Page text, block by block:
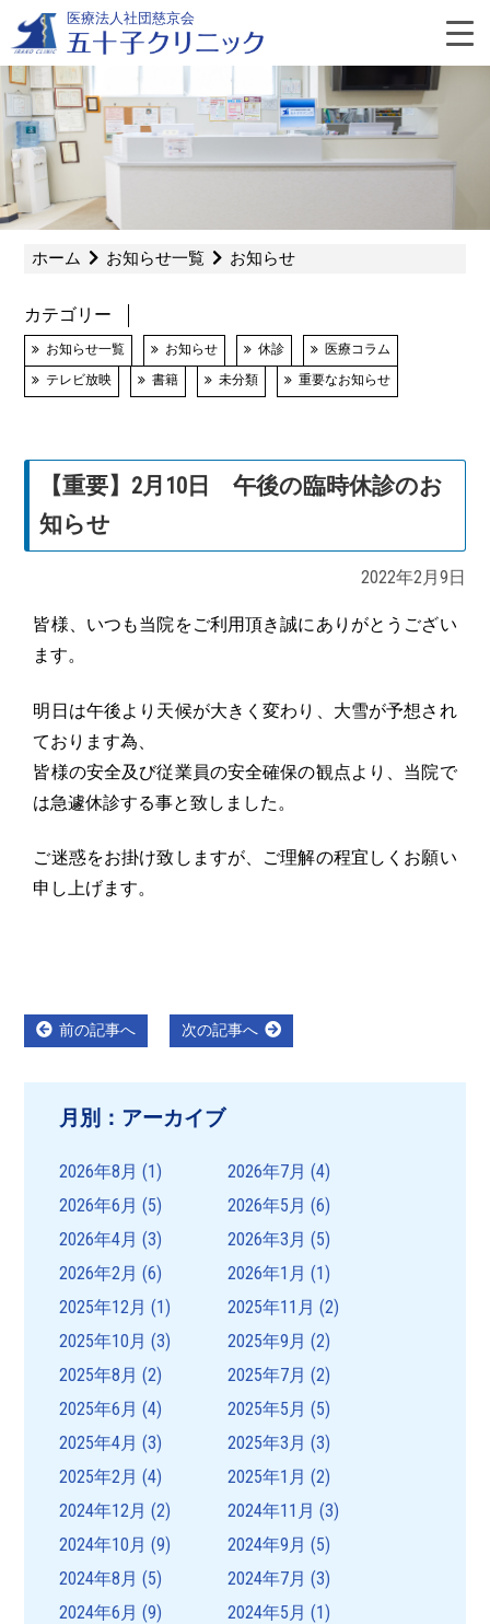
content
医療法人社団慈京会
ホーム お知らせ一覧 お知らせ
カテゴリー
お知らせ一覧 お知らせ 休診
医療コラム
テレビ放映
書籍 未分類 重要なお知らせ
【重要】2月10日 午後の臨時休診のお
知らせ
2022年2月9日
皆様、いつも当院をご利用頂き誠にありがとうござい
ます。
明日は午後より天候が大きく変わり、大雪が予想され
ております為、
皆様の安全及び従業員の安全確保の観点より、当院で
は急遽休診する事と致しました。
ご迷惑をお掛け致しますが、ご理解の程宜しくお願い
申し上げます。
投 前の記事へ Previous
post:
次の記事へ
Next
post:
月別：アーカイブ
2026年8月 (1) 2026年7月 (4)
2026年6月 (5) 2026年5月 (6)
2026年4月 (3) 2026年3月 (5)
2026年2月 (6) 2026年1月 (1)
2025年12月 (1) 2025年11月 (2)
2025年10月 (3) 2025年9月 (2)
2025年8月 (2) 2025年7月 (2)
2025年6月 (4) 2025年5月 (5)
2025年4月 (3) 2025年3月 (3)
2025年2月 (4) 2025年1月 (2)
2024年12月 (2) 2024年11月 (3)
2024年10月 (9) 2024年9月 (5)
2024年8月 (5) 2024年7月 (3)
2024年6月 (9) 2024年5月 (1)